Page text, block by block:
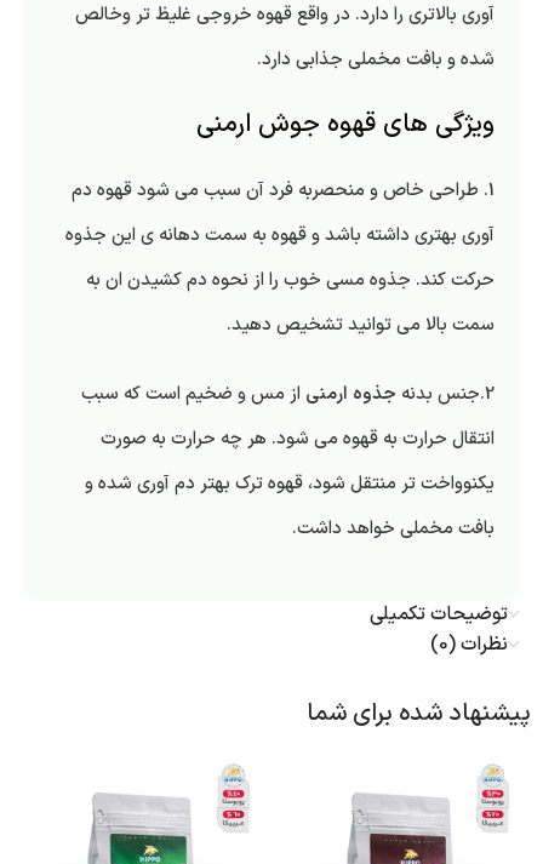
آوری بالاتری را دارد. در واقع قهوه خروجی غلیظ تر وخالص
شده و بافت مخملی جذابی دارد.
ویژگی های قهوه جوش ارمنی
1. طراحی خاص و منحصربه فرد آن سبب می شود قهوه دم
آوری بهتری داشته باشد و قهوه به سمت دهانه ی این جذوه
حرکت کند. جذوه مسی خوب را از نحوه دم کشیدن ان به
سمت بالا می توانید تشخیص دهید.
2.جنس بدنه جذوه ارمنی از مس و ضخیم است که سبب
انتقال حرارت به قهوه می شود. هر چه حرارت به صورت
یکنوواخت تر منتقل شود، قهوه ترک بهتر دم آوری شده و
بافت مخملی خواهد داشت.
توضیحات تکمیلی
نظرات (0)
پیشنهاد شده برای شما